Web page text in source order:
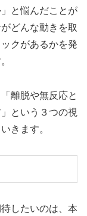
と悩んだことが
どんな動きを取
クがあるかを発
離脱や無反応と
という３つの視
きます。
したいのは、本